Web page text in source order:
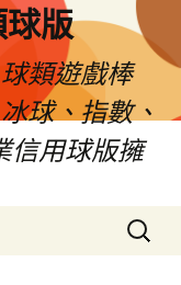
版
類遊戲棒
球、指數、
信用球版擁
搜
尋